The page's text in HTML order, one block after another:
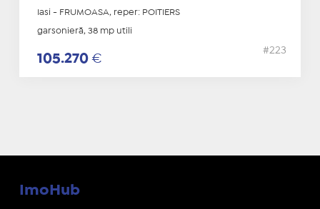
Iasi - FRUMOASA, reper: POITIERS
garsonieră, 38 mp utili
105.270 €
#223
ImoHub